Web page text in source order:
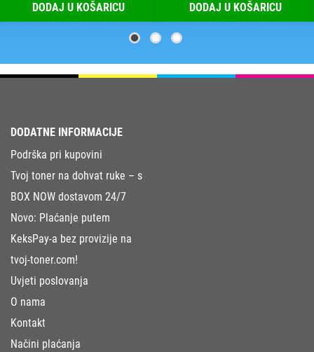
DODAJ U KOŠARICU DODAJ U KOŠARICU
DODATNE INFORMACIJE
Podrška pri kupovini
Tvoj toner na dohvat ruke – s
BOX NOW dostavom 24/7
Novo: Plaćanje putem
KeksPay-a bez provizije na
tvoj-toner.com!
Uvjeti poslovanja
O nama
Kontakt
Načini plaćanja